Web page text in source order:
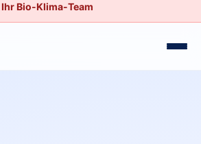
Ihr Bio-Klima-Team